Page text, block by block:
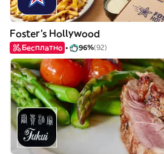
Foster's Hollywood
Бесплатно 96%(92)